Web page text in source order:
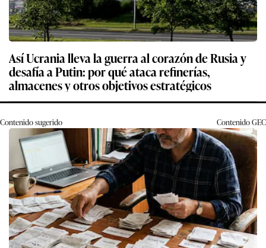
Así Ucrania lleva la guerra al corazón de Rusia y
desafía a Putin: por qué ataca refinerías,
almacenes y otros objetivos estratégicos
Contenido sugerido ContenidoGEC